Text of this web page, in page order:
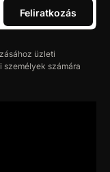
Feliratkozás
üzleti
személyek számára